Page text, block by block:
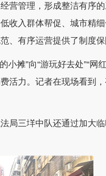
营管理，形成整洁有序
收入群体帮促、城市精
、有序运营提供了制度保
摊”向“游玩好去处”“网
活力。记者在现场看到
三垟中队还通过加大临